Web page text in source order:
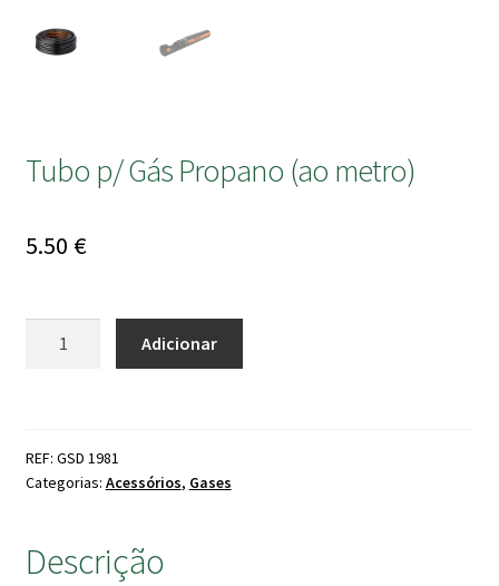
Tubo p/ Gás Propano (ao metro)
5.50 €
Propano
Adicionar
REF: GSD 1981
Categorias: Acessórios, Gases
Descrição